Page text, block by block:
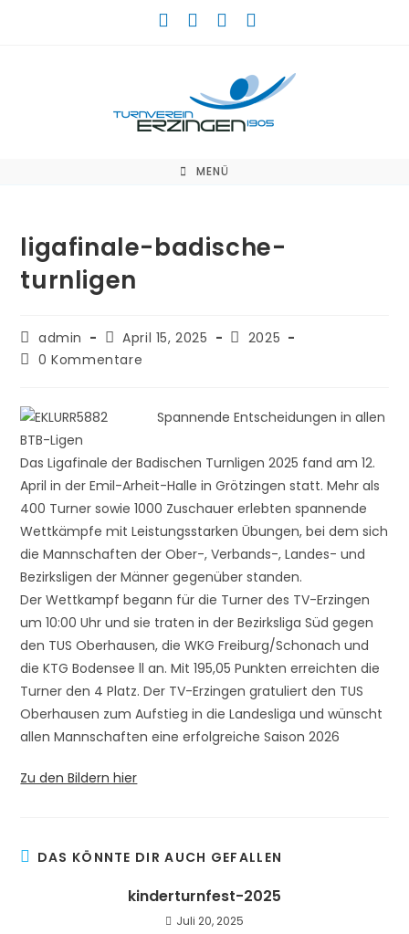
MENÜ
ligafinale-badische-
turnligen
Beitrags-
Autor:
admin
Beitrag
veröffentlicht:
April 15, 2025
Beitrags-
2025
Beitrags-
0 Kommentare
Spannende Entscheidungen in allen
BTB-Ligen
Das Ligafinale der Badischen Turnligen 2025 fand am 12.
April in der Emil-Arheit-Halle in Grötzingen statt. Mehr als
400 Turner sowie 1000 Zuschauer erlebten spannende
Wettkämpfe mit Leistungsstarken Übungen, bei dem sich
die Mannschaften der Ober-, Verbands-, Landes- und
Bezirksligen der Männer gegenüber standen.
Der Wettkampf begann für die Turner des TV-Erzingen
um 10:00 Uhr und sie traten in der Bezirksliga Süd gegen
den TUS Oberhausen, die WKG Freiburg/Schonach und
die KTG Bodensee ll an. Mit 195,05 Punkten erreichten die
Turner den 4 Platz. Der TV-Erzingen gratuliert den TUS
Oberhausen zum Aufstieg in die Landesliga und wünscht
allen Mannschaften eine erfolgreiche Saison 2026
Zu den Bildern hier
DAS KÖNNTE DIR AUCH GEFALLEN
kinderturnfest-2025
Juli 20, 2025